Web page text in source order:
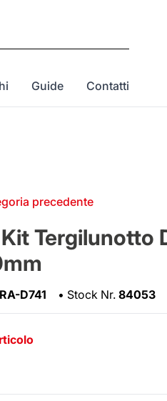
Guide Contatti
precedente
Tergilunotto
D741 • Stock Nr. 84053